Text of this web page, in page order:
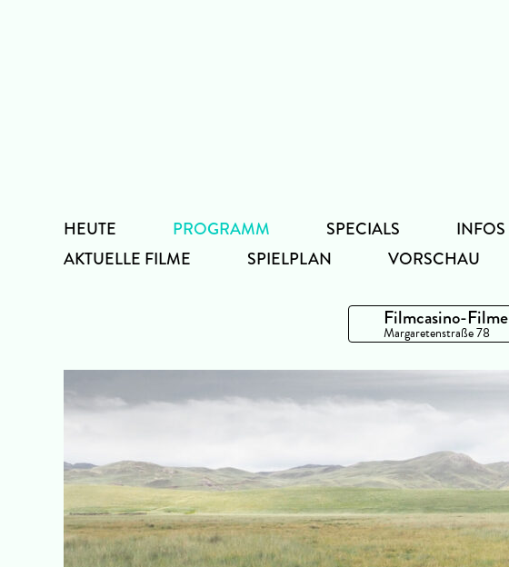
HEUTE
PROGRAMM
AKTUELLE FILME
SPIELPLAN VORSCHAU
SPECIALS INFOS
Filmcasino-Filme
Margaretenstraße 78